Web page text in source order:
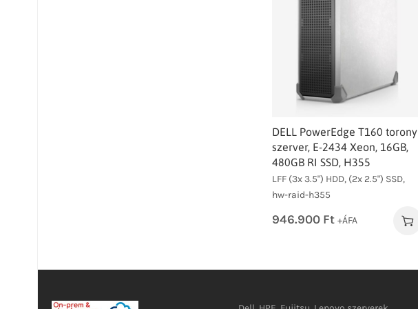
DELL PowerEdge T160 torony
szerver, E-2434 Xeon, 16GB,
480GB RI SSD, H355
LFF (3x 3.5") HDD, (2x 2.5") SSD,
hw-raid-h355
946.900 Ft +ÁFA